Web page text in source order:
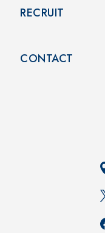
RECRUIT
CONTACT